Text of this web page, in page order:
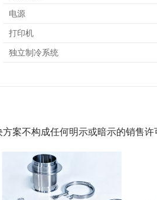
电源
打印机
独立制冷系统
案不构成任何明示或暗示的销售